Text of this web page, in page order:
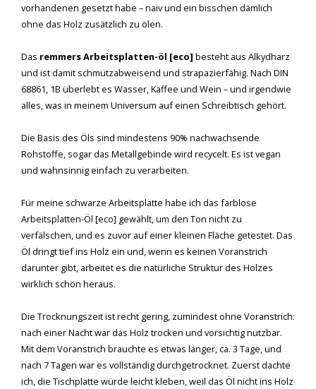
vorhandenen gesetzt habe – naiv und ein bisschen dämlich
ohne das Holz zusätzlich zu ölen.
Das remmers Arbeitsplatten-öl [eco] besteht aus Alkydharz
und ist damit schmutzabweisend und strapazierfähig. Nach DIN
68861, 1B überlebt es Wasser, Kaffee und Wein – und irgendwie
alles, was in meinem Universum auf einen Schreibtisch gehört.
Die Basis des Öls sind mindestens 90% nachwachsende
Rohstoffe, sogar das Metallgebinde wird recycelt. Es ist vegan
und wahnsinnig einfach zu verarbeiten.
Für meine schwarze Arbeitsplatte habe ich das farblose
Arbeitsplatten-Öl [eco] gewählt, um den Ton nicht zu
verfälschen, und es zuvor auf einer kleinen Fläche getestet. Das
Öl dringt tief ins Holz ein und, wenn es keinen Voranstrich
darunter gibt, arbeitet es die natürliche Struktur des Holzes
wirklich schön heraus.
Die Trocknungszeit ist recht gering, zumindest ohne Voranstrich:
nach einer Nacht war das Holz trocken und vorsichtig nutzbar.
Mit dem Voranstrich brauchte es etwas länger, ca. 3 Tage, und
nach 7 Tagen war es vollständig durchgetrocknet. Zuerst dachte
ich, die Tischplatte würde leicht kleben, weil das Öl nicht ins Holz